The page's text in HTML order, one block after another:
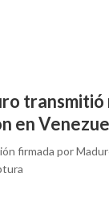
transmitió
en
firmada por